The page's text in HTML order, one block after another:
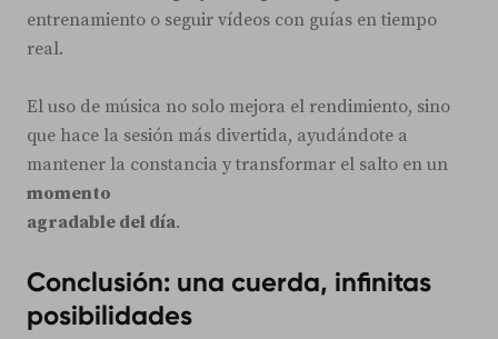
entrenamiento o seguir vídeos con guías en tiempo
real.
El uso de música no solo mejora el rendimiento, sino
que hace la sesión más divertida, ayudándote a
mantener la constancia y transformar el salto en un
momento
agradable del día.
Conclusión: una cuerda, infinitas
posibilidades